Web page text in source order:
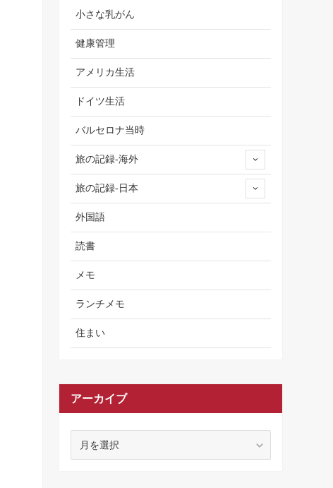
小さな乳がん
健康管理
アメリカ生活
ドイツ生活
バルセロナ当時
旅の記録-海外
旅の記録-日本
外国語
読書
メモ
ランチメモ
住まい
アーカイブ